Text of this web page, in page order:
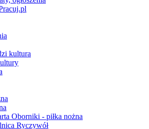
kultura
Oborniki - piłka nożna
Ryczywół